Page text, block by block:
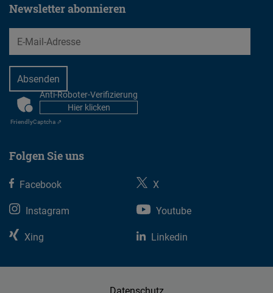
Newsletter abonnieren
EMail
CAPTCHAAnti-Roboter-Verifizierung
Hier klicken
FriendlyCaptcha ⇗
Folgen Sie uns
Facebook
X
Instagram
Youtube
Xing
Linkedin